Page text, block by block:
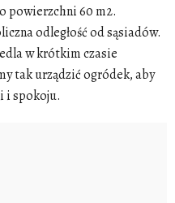
powierzchni 60 m2.
odległość od sąsiadów.
w krótkim czasie
tak urządzić ogródek, aby
i spokoju.